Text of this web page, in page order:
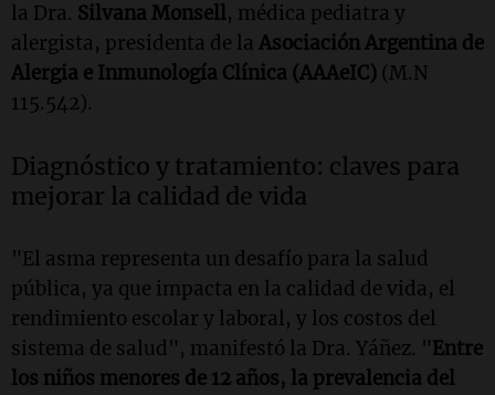
la Dra. Silvana Monsell, médica pediatra y
alergista, presidenta de la Asociación Argentina de
Alergia e Inmunología Clínica (AAAeIC) (M.N
115.542).
Diagnóstico y tratamiento: claves para
mejorar la calidad de vida
"El asma representa un desafío para la salud
pública, ya que impacta en la calidad de vida, el
rendimiento escolar y laboral, y los costos del
sistema de salud", manifestó la Dra. Yáñez. "Entre
los niños menores de 12 años, la prevalencia del